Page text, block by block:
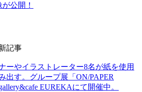
公開！
記事
ーやイラストレーター8名が紙を使用
出す。グループ展「ON/PAPER
EUREKAにて開催中。